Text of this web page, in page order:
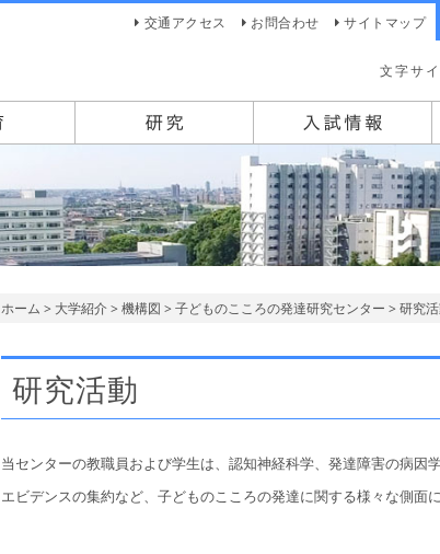
交通アクセス お問合わせ サイトマップ
文字サ
ホーム > 大学紹介> 機構図 > 子どものこころの発達研究センター > 研究
研究活動
当センターの教職員および学生は、認知神経科学、発達障害の病因
エビデンスの集約など、子どものこころの発達に関する様々な側面